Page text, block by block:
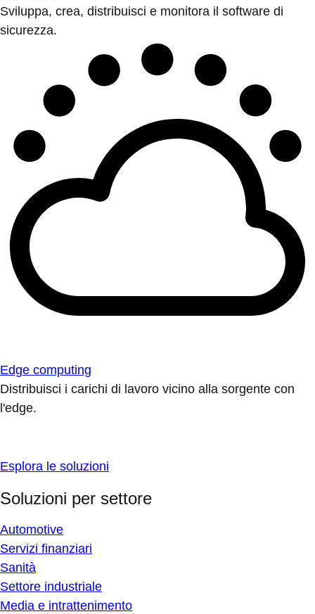
Sviluppa, crea, distribuisci e monitora il software di
sicurezza.
Edge computing
Distribuisci i carichi di lavoro vicino alla sorgente con
l'edge.
Esplora le soluzioni
Soluzioni per settore
Automotive
Servizi finanziari
Sanità
Settore industriale
Media e intrattenimento